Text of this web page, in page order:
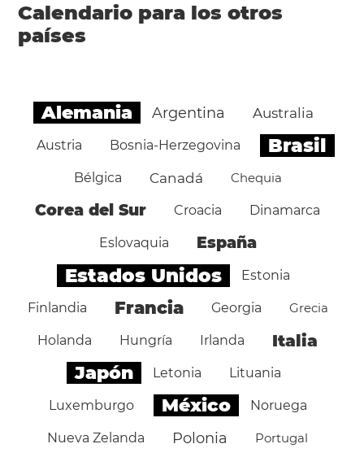
Calendario para los otros
países
Alemania Argentina Australia
Austria Bosnia-Herzegovina Brasil
Bélgica Canadá Chequia
Corea del Sur Croacia Dinamarca
Eslovaquia España
Estados Unidos Estonia
Finlandia Francia Georgia Grecia
Holanda Hungría Irlanda Italia
Japón Letonia Lituania
Luxemburgo México Noruega
Nueva Zelanda Polonia Portugal